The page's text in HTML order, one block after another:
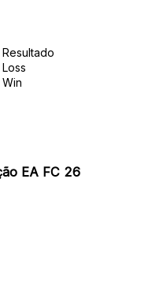
Resultado
Loss
Win
EA FC 26